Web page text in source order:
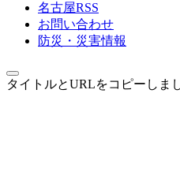
名古屋RSS
お問い合わせ
防災・災害情報
タイトルとURLをコピーしま